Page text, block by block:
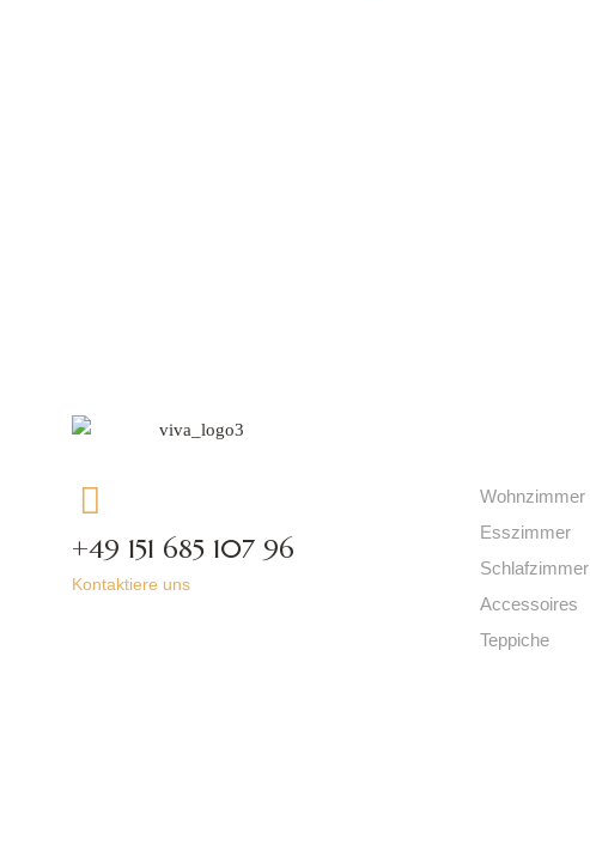
+49 151 685 107 96
Kontaktiere uns
Wohnzimmer
Esszimmer
Schlafzimmer
Accessoires
Teppiche